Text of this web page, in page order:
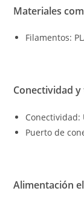
Materiales
Filamentos:
Conectividad
Conectividad:
Puerto de
Alimentación